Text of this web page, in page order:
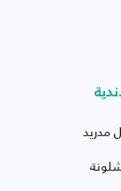
مدريد